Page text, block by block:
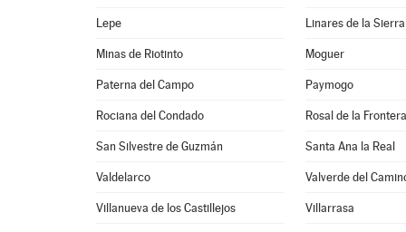
Lepe Linares de la Sierra
Minas de Riotinto Moguer
Paterna del Campo Paymogo
Rociana del Condado Rosal de la Frontera
San Silvestre de Guzmán Santa Ana la Real
Valdelarco Valverde del
Villanueva de los Castillejos Villarrasa